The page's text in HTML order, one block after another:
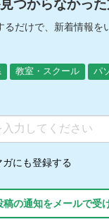
つからなかっ
るだけで、新着情報を
教室・スクール
パ
にも登録する
の通知をメールで受